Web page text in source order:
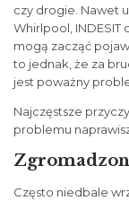
czy drogie. Nawet
Whirlpool, INDESIT
mogą zacząć
to jednak, że za
jest poważny
Najczęstsze
problemu
Często niedbale